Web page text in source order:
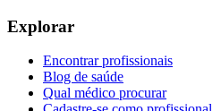
Explorar
Encontrar profissionais
Blog de saúde
Qual médico procurar